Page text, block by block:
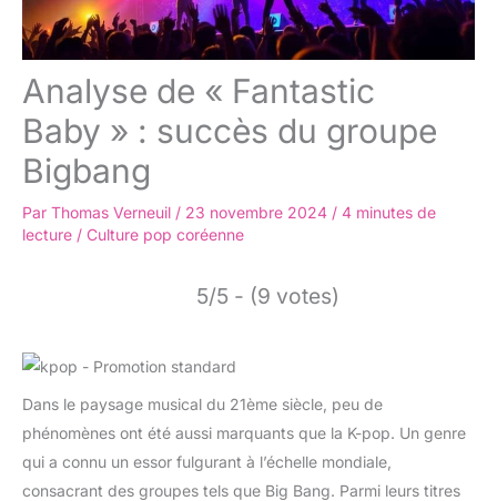
Analyse de « Fantastic
Baby » : succès du groupe
Bigbang
Par Thomas Verneuil / 23 novembre 2024 / 4 minutes de
lecture / Culture pop coréenne
5/5 - (9 votes)
Dans le paysage musical du 21ème siècle, peu de
phénomènes ont été aussi marquants que la K-pop. Un genre
qui a connu un essor fulgurant à l’échelle mondiale,
consacrant des groupes tels que Big Bang. Parmi leurs titres